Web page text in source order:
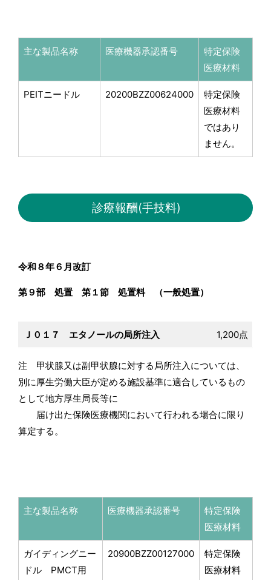
主な製品名称 医療機器承認番号
特定保険
医療材料
PEITニードル 20200BZZ00624000
特定保険
医療材料
ではあり
ません。
診療報酬(手技料)
令和８年６月改訂
第９部 処置 第１節 処置料 （一般処置）
Ｊ０１７ エタノールの局所注入 1,200点
注 甲状腺又は副甲状腺に対する局所注入については、
別に厚生労働大臣が定める施設基準に適合しているもの
として地方厚生局長等に
届け出た保険医療機関において行われる場合に限り
算定する。
主な製品名称 医療機器承認番号
特定保険
医療材料
ガイディングニー
ドル PMCT用
20900BZZ00127000
特定保険
医療材料